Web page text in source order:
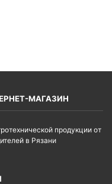
МАГАЗИН
продукции от
в Рязани